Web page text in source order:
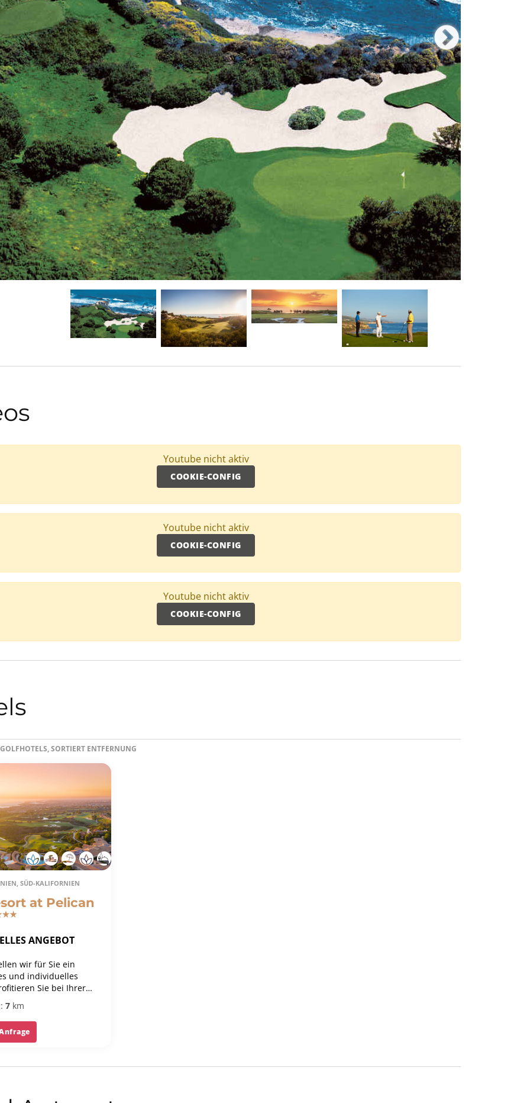
Youtube nicht aktiv
COOKIE-CONFIG
Youtube nicht aktiv
COOKIE-CONFIG
Youtube nicht aktiv
COOKIE-CONFIG
SORTIERT ENTFERNUNG
SÜD-KALIFORNIEN
at Pelican
ANGEBOT
wir für Sie ein
und individuelles
Sie bei Ihrer
unserer langjährigen
unserer Bestpreis-
7 km